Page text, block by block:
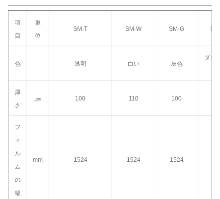
項
目
単
位
SM-T SM-W SM-G
色 透明 白い 灰色
ダー
厚
さ
㎛ 100 110 100
フ
ィ
ル
ム
の
幅
mm 1524 1524 1524